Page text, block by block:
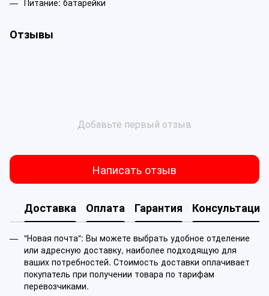
Питание: батарейки
Отзывы
Добавьте первый отзыв
Написать отзыв
Доставка Оплата Гарантия Консультация
"Новая почта": Вы можете выбрать удобное отделение
или адресную доставку, наиболее подходящую для
ваших потребностей. Стоимость доставки оплачивает
покупатель при получении товара по тарифам
перевозчиками.